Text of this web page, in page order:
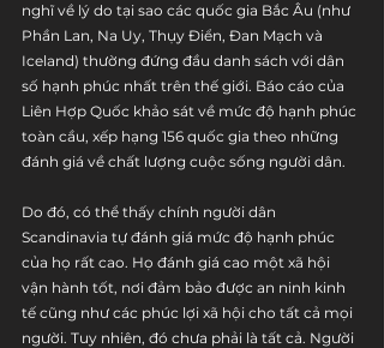
nghĩ về lý do tại sao các quốc gia Bắc Âu (như
Phần Lan, Na Uy, Thụy Điển, Đan Mạch và
Iceland) thường đứng đầu danh sách với dân
số hạnh phúc nhất trên thế giới. Báo cáo của
Liên Hợp Quốc khảo sát về mức độ hạnh phúc
toàn cầu, xếp hạng 156 quốc gia theo những
đánh giá về chất lượng cuộc sống người dân.
Do đó, có thể thấy chính người dân
Scandinavia tự đánh giá mức độ hạnh phúc
của họ rất cao. Họ đánh giá cao một xã hội
vận hành tốt, nơi đảm bảo được an ninh kinh
tế cũng như các phúc lợi xã hội cho tất cả mọi
người. Tuy nhiên, đó chưa phải là tất cả. Người